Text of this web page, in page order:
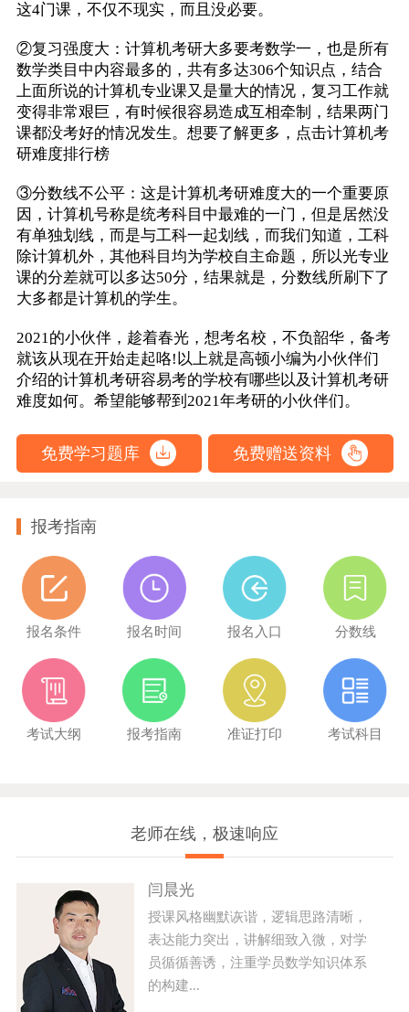
这4门课，不仅不现实，而且没必要。
②复习强度大：计算机考研大多要考数学一，也是所有
数学类目中内容最多的，共有多达306个知识点，结合
上面所说的计算机专业课又是量大的情况，复习工作就
变得非常艰巨，有时候很容易造成互相牵制，结果两门
课都没考好的情况发生。想要了解更多，点击计算机考
研难度排行榜
③分数线不公平：这是计算机考研难度大的一个重要原
因，计算机号称是统考科目中最难的一门，但是居然没
有单独划线，而是与工科一起划线，而我们知道，工科
除计算机外，其他科目均为学校自主命题，所以光专业
课的分差就可以多达50分，结果就是，分数线所刷下了
大多都是计算机的学生。
2021的小伙伴，趁着春光，想考名校，不负韶华，备考
就该从现在开始走起咯!以上就是高顿小编为小伙伴们
介绍的计算机考研容易考的学校有哪些以及计算机考研
难度如何。希望能够帮到2021年考研的小伙伴们。
免费学习题库 免费赠送资料
报考指南
报名条件 报名时间 报名入口 分数线
考试大纲 报考指南 准证打印 考试科目
老师在线，极速响应
闫晨光
授课风格幽默诙谐，逻辑思路清晰，
表达能力突出，讲解细致入微，对学
员循循善诱，注重学员数学知识体系
的构建...